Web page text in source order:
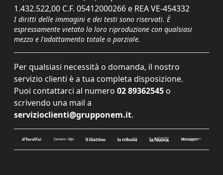
1.432.522,00 C.F. 05412000266 e REA VE-454332
I diritti delle immagini e dei testi sono riservati. È
espressamente vietata la loro riproduzione con qualsiasi
mezzo e l'adattamento totale o parziale.
Per qualsiasi necessità o domanda, il nostro
servizio clienti è a tua completa disposizione.
Puoi contattarci al numero 02 89362545 o
scrivendo una mail a
servizioclienti@grupponem.it.